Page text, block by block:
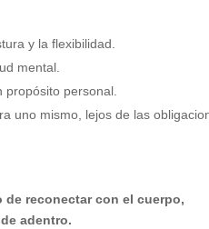
y la flexibilidad.
mental.
propósito personal.
uno mismo, lejos de las
de reconectar con el cuerpo,
adentro.